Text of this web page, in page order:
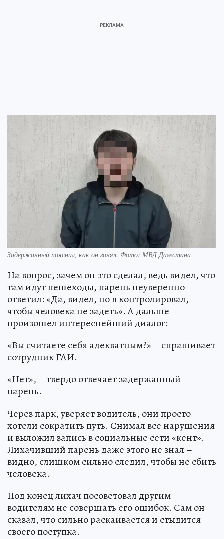
Задержанный пояснил, как он гонял. Фото: МВД Дагестана
На вопрос, зачем он это сделал, ведь видел, что
там идут пешеходы, парень неуверенно
ответил: «Да, видел, но я контролировал,
чтобы человека не задеть». А дальше
произошел интереснейший диалог:
«Вы считаете себя адекватным?» – спрашивает
сотрудник ГАИ.
«Нет», – твердо отвечает задержанный
парень.
Через парк, уверяет водитель, они просто
хотели сократить путь. Снимал все нарушения
и выложил запись в социальные сети «кент».
Лихачивший парень даже этого не знал –
видно, слишком сильно следил, чтобы не сбить
человека.
Под конец лихач посоветовал другим
водителям не совершать его ошибок. Сам он
сказал, что сильно раскаивается и стыдится
своего поступка.